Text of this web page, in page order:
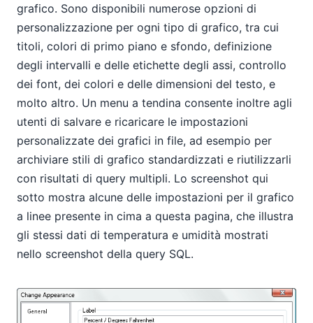
grafico. Sono disponibili numerose opzioni di
personalizzazione per ogni tipo di grafico, tra cui
titoli, colori di primo piano e sfondo, definizione
degli intervalli e delle etichette degli assi, controllo
dei font, dei colori e delle dimensioni del testo, e
molto altro. Un menu a tendina consente inoltre agli
utenti di salvare e ricaricare le impostazioni
personalizzate dei grafici in file, ad esempio per
archiviare stili di grafico standardizzati e riutilizzarli
con risultati di query multipli. Lo screenshot qui
sotto mostra alcune delle impostazioni per il grafico
a linee presente in cima a questa pagina, che illustra
gli stessi dati di temperatura e umidità mostrati
nello screenshot della query SQL.